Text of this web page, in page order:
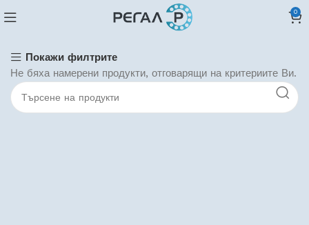
0
Покажи филтрите
Не бяха намерени продукти, отговарящи на критериите Ви.